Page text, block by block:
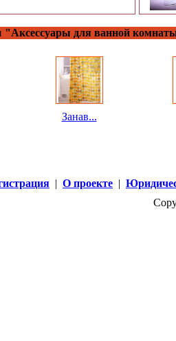
"Аксессуары для ванной
Занав...
| О проекте |